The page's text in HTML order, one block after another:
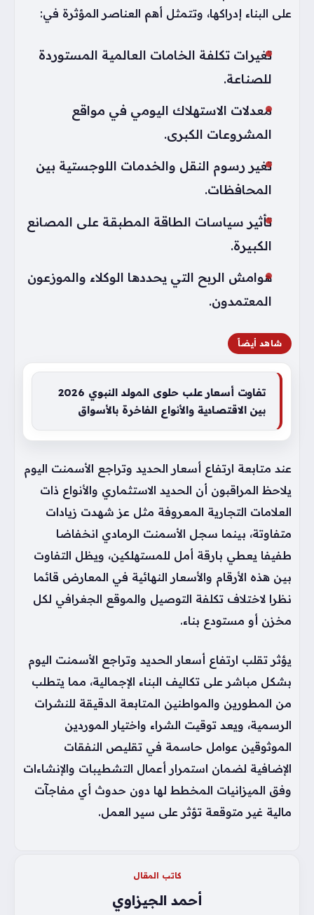
على البناء إدراكها، وتتمثل أهم العناصر المؤثرة في:
تغيرات تكلفة الخامات العالمية المستوردة
للصناعة.
معدلات الاستهلاك اليومي في مواقع
المشروعات الكبرى.
تغير رسوم النقل والخدمات اللوجستية بين
المحافظات.
تأثير سياسات الطاقة المطبقة على المصانع
الكبيرة.
هوامش الربح التي يحددها الوكلاء والموزعون
المعتمدون.
شاهد أيضاً
تفاوت أسعار علب حلوى المولد النبوي 2026
بين الاقتصادية والأنواع الفاخرة بالأسواق
عند متابعة ارتفاع أسعار الحديد وتراجع الأسمنت اليوم
يلاحظ المراقبون أن الحديد الاستثماري والأنواع ذات
العلامات التجارية المعروفة مثل عز شهدت زيادات
متفاوتة، بينما سجل الأسمنت الرمادي انخفاضا
طفيفا يعطي بارقة أمل للمستهلكين، ويظل التفاوت
بين هذه الأرقام والأسعار النهائية في المعارض قائما
نظرا لاختلاف تكلفة التوصيل والموقع الجغرافي لكل
مخزن أو مستودع بناء.
يؤثر تقلب ارتفاع أسعار الحديد وتراجع الأسمنت اليوم
بشكل مباشر على تكاليف البناء الإجمالية، مما يتطلب
من المطورين والمواطنين المتابعة الدقيقة للنشرات
الرسمية، ويعد توقيت الشراء واختيار الموردين
الموثوقين عوامل حاسمة في تقليص النفقات
الإضافية لضمان استمرار أعمال التشطيبات والإنشاءات
وفق الميزانيات المخطط لها دون حدوث أي مفاجآت
مالية غير متوقعة تؤثر على سير العمل.
كاتب المقال
أحمد الجيزاوي